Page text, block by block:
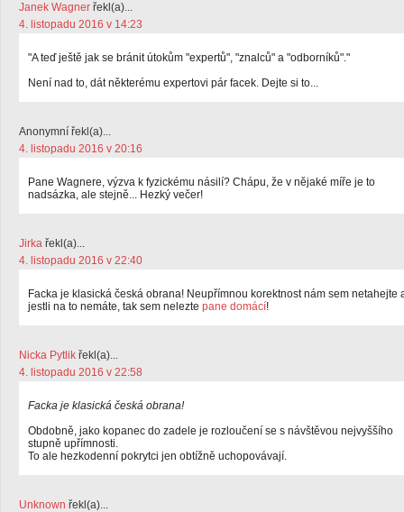
Janek Wagner řekl(a)...
4. listopadu 2016 v 14:23
"A teď ještě jak se bránit útokům "expertů", "znalců" a "odborníků"."
Není nad to, dát některému expertovi pár facek. Dejte si to...
Anonymní řekl(a)...
4. listopadu 2016 v 20:16
Pane Wagnere, výzva k fyzickému násilí? Chápu, že v nějaké míře je to
nadsázka, ale stejně... Hezký večer!
Jirka řekl(a)...
4. listopadu 2016 v 22:40
Facka je klasická česká obrana! Neupřímnou korektnost nám sem netahejte
jestli na to nemáte, tak sem nelezte pane domácí!
Nicka Pytlik řekl(a)...
4. listopadu 2016 v 22:58
Facka je klasická česká obrana!
Obdobně, jako kopanec do zadele je rozloučení se s návštěvou nejvyššího
stupně upřímnosti.
To ale hezkodenní pokrytci jen obtížně uchopovávají.
Unknown řekl(a)...